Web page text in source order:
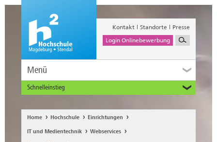
Kontakt Standorte
Presse
Login Onlinebewerbung
Menü
Schnelleinstieg
Alumni
Unternehmen und Institutionen
Home Hochschule Einrichtungen
IT und Medientechnik Webservices